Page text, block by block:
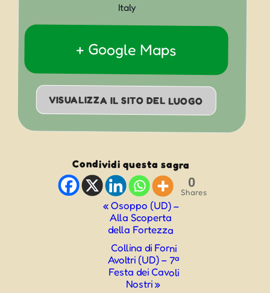
Italy
+ Google Maps
VISUALIZZA IL SITO DEL LUOGO
Condividi questa sagra
0
Shares
«Osoppo (UD) –
Alla Scoperta
della Fortezza
Collina di Forni
Avoltri (UD) – 7ª
Festa dei Cavoli
Nostri»